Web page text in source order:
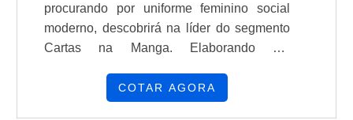
procurando por uniforme feminino social
moderno, descobrirá na líder do segmento
Cartas na Manga. Elaborando um
empresa e conhecendo a organização mais
COTAR AGORA